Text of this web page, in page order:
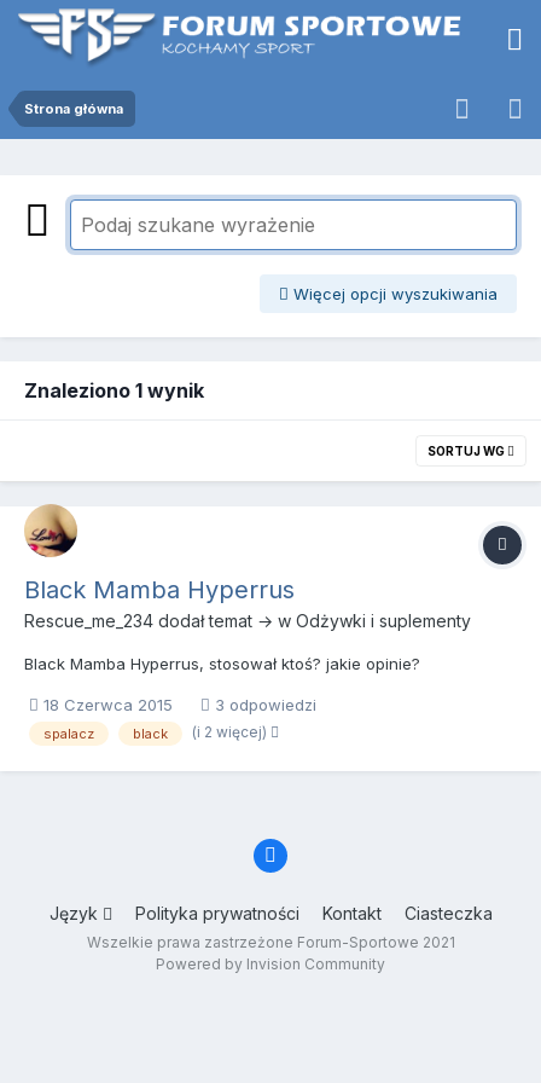
Strona główna
Więcej opcji wyszukiwania
Znaleziono 1 wynik
SORTUJ WG
Black Mamba Hyperrus
Rescue_me_234 dodał temat → w Odżywki i suplementy
Black Mamba Hyperrus, stosował ktoś? jakie opinie?
18 Czerwca 2015 3 odpowiedzi
spalacz black (i 2 więcej)
Język Polityka prywatności Kontakt Ciasteczka
Wszelkie prawa zastrzeżone Forum-Sportowe 2021
Powered by Invision Community